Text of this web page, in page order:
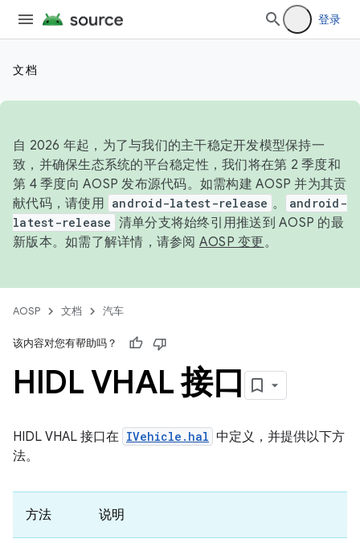
登录
文档
自 2026 年起，为了与我们的主干稳定开发模型保持一
致，并确保生态系统的平台稳定性，我们将在第 2 季度和
第 4 季度向 AOSP 发布源代码。如需构建 AOSP 并为其贡
献代码，请使用 android-latest-release 。
android-
latest-release 清单分支将始终引用推送到 AOSP 的最
新版本。如需了解详情，请参阅 AOSP 变更。
AOSP 文档 汽车
该内容对您有帮助吗？
HIDL VHAL 接口
HIDL VHAL 接口在 IVehicle.hal 中定义，并提供以下方
法。
方法 说明